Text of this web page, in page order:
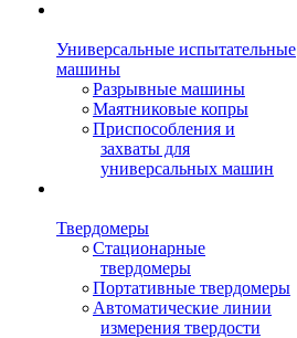
Универсальные испытательные
машины
Разрывные машины
Маятниковые копры
Приспособления и
захваты для
универсальных машин
Твердомеры
Стационарные
твердомеры
Портативные твердомеры
Автоматические линии
измерения твердости